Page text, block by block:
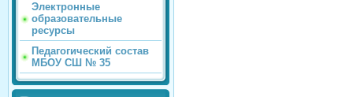
Электронные
образовательные
ресурсы
Педагогический состав
МБОУ СШ № 35